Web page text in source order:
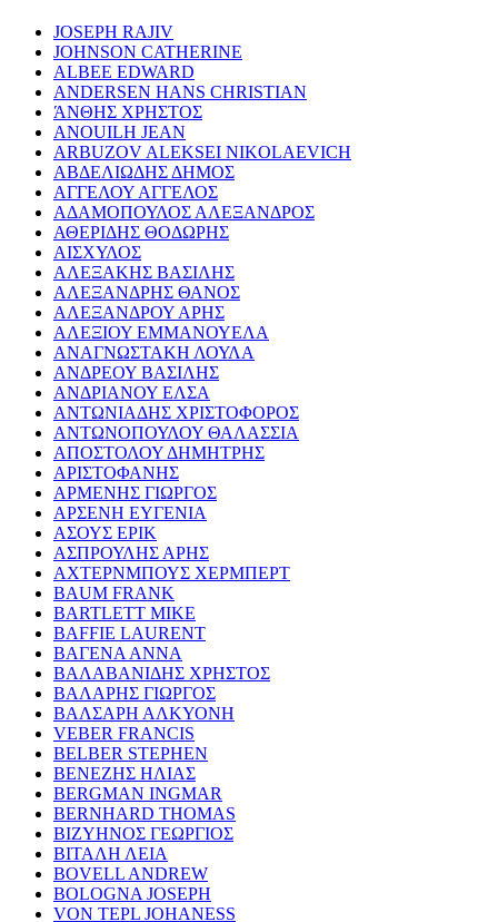
JOSEPH RAJIV
JOHNSON CATHERINE
ALBEE EDWARD
ANDERSEN HANS CHRISTIAN
ΆΝΘΗΣ ΧΡΗΣΤΟΣ
ANOUILH JEAN
ARBUZOV ALEKSEI NIKOLAEVICH
ΑΒΔΕΛΙΩΔΗΣ ΔΗΜΟΣ
ΑΓΓΕΛΟΥ ΑΓΓΕΛΟΣ
ΑΔΑΜΟΠΟΥΛΟΣ ΑΛΕΞΑΝΔΡΟΣ
ΑΘΕΡΙΔΗΣ ΘΟΔΩΡΗΣ
ΑΙΣΧΥΛΟΣ
ΑΛΕΞΑΚΗΣ ΒΑΣΙΛΗΣ
ΑΛΕΞΑΝΔΡΗΣ ΘΑΝΟΣ
ΑΛΕΞΑΝΔΡΟΥ ΑΡΗΣ
ΑΛΕΞΙΟΥ ΕΜΜΑΝΟΥΕΛΑ
ΑΝΑΓΝΩΣΤΑΚΗ ΛΟΥΛΑ
ΑΝΔΡΕΟΥ ΒΑΣΙΛΗΣ
ΑΝΔΡΙΑΝΟΥ ΕΛΣΑ
ΑΝΤΩΝΙΑΔΗΣ ΧΡΙΣΤΟΦΟΡΟΣ
ΑΝΤΩΝΟΠΟΥΛΟΥ ΘΑΛΑΣΣΙΑ
ΑΠΟΣΤΟΛΟΥ ΔΗΜΗΤΡΗΣ
ΑΡΙΣΤΟΦΑΝΗΣ
ΑΡΜΕΝΗΣ ΓΙΩΡΓΟΣ
ΑΡΣΕΝΗ ΕΥΓΕΝΙΑ
ΑΣΟΥΣ ΕΡΙΚ
ΑΣΠΡΟΥΛΗΣ ΑΡΗΣ
ΑΧΤΕΡΝΜΠΟΥΣ ΧΕΡΜΠΕΡΤ
BAUM FRANK
BARTLETT MIKE
BAFFIE LAURENT
ΒΑΓΕΝΑ ΑΝΝΑ
ΒΑΛΑΒΑΝΙΔΗΣ ΧΡΗΣΤΟΣ
ΒΑΛΑΡΗΣ ΓΙΩΡΓΟΣ
ΒΑΛΣΑΡΗ ΑΛΚΥΟΝΗ
VEBER FRANCIS
BELBER STEPHEN
ΒΕΝΕΖΗΣ ΗΛΙΑΣ
BERGMAN INGMAR
BERNHARD THOMAS
ΒΙΖΥΗΝΟΣ ΓΕΩΡΓΙΟΣ
ΒΙΤΑΛΗ ΛΕΙΑ
BOVELL ANDREW
BOLOGNA JOSEPH
VON TEPL JOHANESS